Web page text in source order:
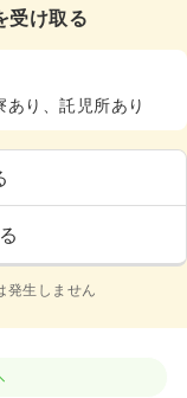
受け取る
り、託児所あり
発生しません